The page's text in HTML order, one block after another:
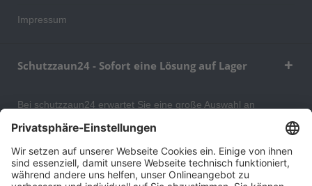
Impressum
Schutzzaun24 - Sofort eine Lösung auf Lager
Bei schutzzaun24 erwartet Sie eine große Auswahl an
Schutzgittern, Schutzeinrichtungen, Absturzsicherungen und
auch Ihr Wohngebäude optimal organisieren und sichern
können. An unserem Versandlager bevorraten wir ein großes